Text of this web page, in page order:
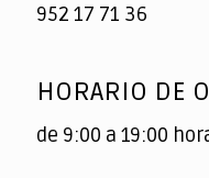
952 17 71 36
HORARIO DE
de 9:00 a 19:00